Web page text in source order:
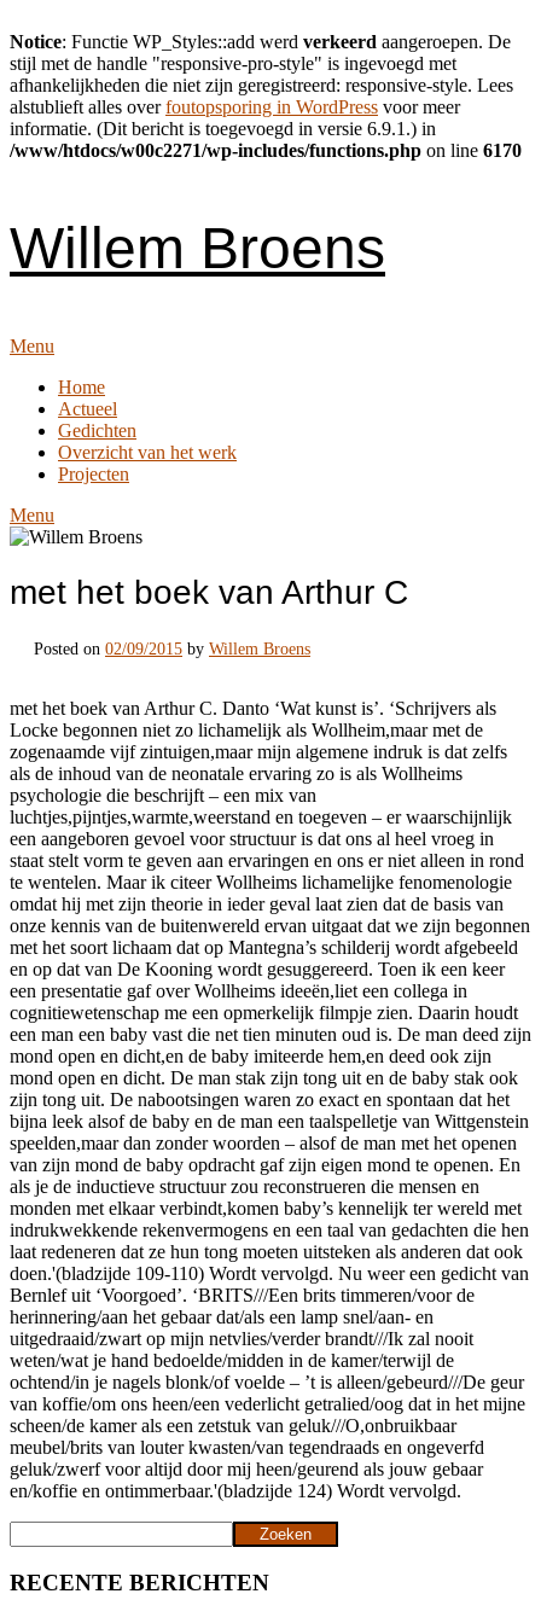
Notice: Functie WP_Styles::add werd verkeerd aangeroepen. De
stijl met de handle "responsive-pro-style" is ingevoegd met
afhankelijkheden die niet zijn geregistreerd: responsive-style. Lees
alstublieft alles overfoutopsporing in WordPress voor meer
informatie. (Dit bericht is toegevoegd in versie 6.9.1.) in
/www/htdocs/w00c2271/wp-includes/functions.php on line 6170
Willem Broens
Menu
Home
Actueel
Gedichten
Overzicht van het werk
Projecten
Menu
met het boek van Arthur C
Posted on 02/09/2015 by Willem Broens
met het boek van Arthur C. Danto ‘Wat kunst is’. ‘Schrijvers als
Locke begonnen niet zo lichamelijk als Wollheim,maar met de
zogenaamde vijf zintuigen,maar mijn algemene indruk is dat zelfs
als de inhoud van de neonatale ervaring zo is als Wollheims
psychologie die beschrijft – een mix van
luchtjes,pijntjes,warmte,weerstand en toegeven – er waarschijnlijk
een aangeboren gevoel voor structuur is dat ons al heel vroeg in
staat stelt vorm te geven aan ervaringen en ons er niet alleen in rond
te wentelen. Maar ik citeer Wollheims lichamelijke fenomenologie
omdat hij met zijn theorie in ieder geval laat zien dat de basis van
onze kennis van de buitenwereld ervan uitgaat dat we zijn begonnen
met het soort lichaam dat op Mantegna’s schilderij wordt afgebeeld
en op dat van De Kooning wordt gesuggereerd. Toen ik een keer
een presentatie gaf over Wollheims ideeën,liet een collega in
cognitiewetenschap me een opmerkelijk filmpje zien. Daarin houdt
een man een baby vast die net tien minuten oud is. De man deed zijn
mond open en dicht,en de baby imiteerde hem,en deed ook zijn
mond open en dicht. De man stak zijn tong uit en de baby stak ook
zijn tong uit. De nabootsingen waren zo exact en spontaan dat het
bijna leek alsof de baby en de man een taalspelletje van Wittgenstein
speelden,maar dan zonder woorden – alsof de man met het openen
van zijn mond de baby opdracht gaf zijn eigen mond te openen. En
als je de inductieve structuur zou reconstrueren die mensen en
monden met elkaar verbindt,komen baby’s kennelijk ter wereld met
indrukwekkende rekenvermogens en een taal van gedachten die hen
laat redeneren dat ze hun tong moeten uitsteken als anderen dat ook
doen.'(bladzijde 109-110) Wordt vervolgd. Nu weer een gedicht van
Bernlef uit ‘Voorgoed’. ‘BRITS///Een brits timmeren/voor de
herinnering/aan het gebaar dat/als een lamp snel/aan- en
uitgedraaid/zwart op mijn netvlies/verder brandt///Ik zal nooit
weten/wat je hand bedoelde/midden in de kamer/terwijl de
ochtend/in je nagels blonk/of voelde – ’t is alleen/gebeurd///De geur
van koffie/om ons heen/een vederlicht getralied/oog dat in het mijne
scheen/de kamer als een zetstuk van geluk///O,onbruikbaar
meubel/brits van louter kwasten/van tegendraads en ongeverfd
geluk/zwerf voor altijd door mij heen/geurend als jouw gebaar
en/koffie en ontimmerbaar.'(bladzijde 124) Wordt vervolgd.
Zoeken
RECENTE BERICHTEN